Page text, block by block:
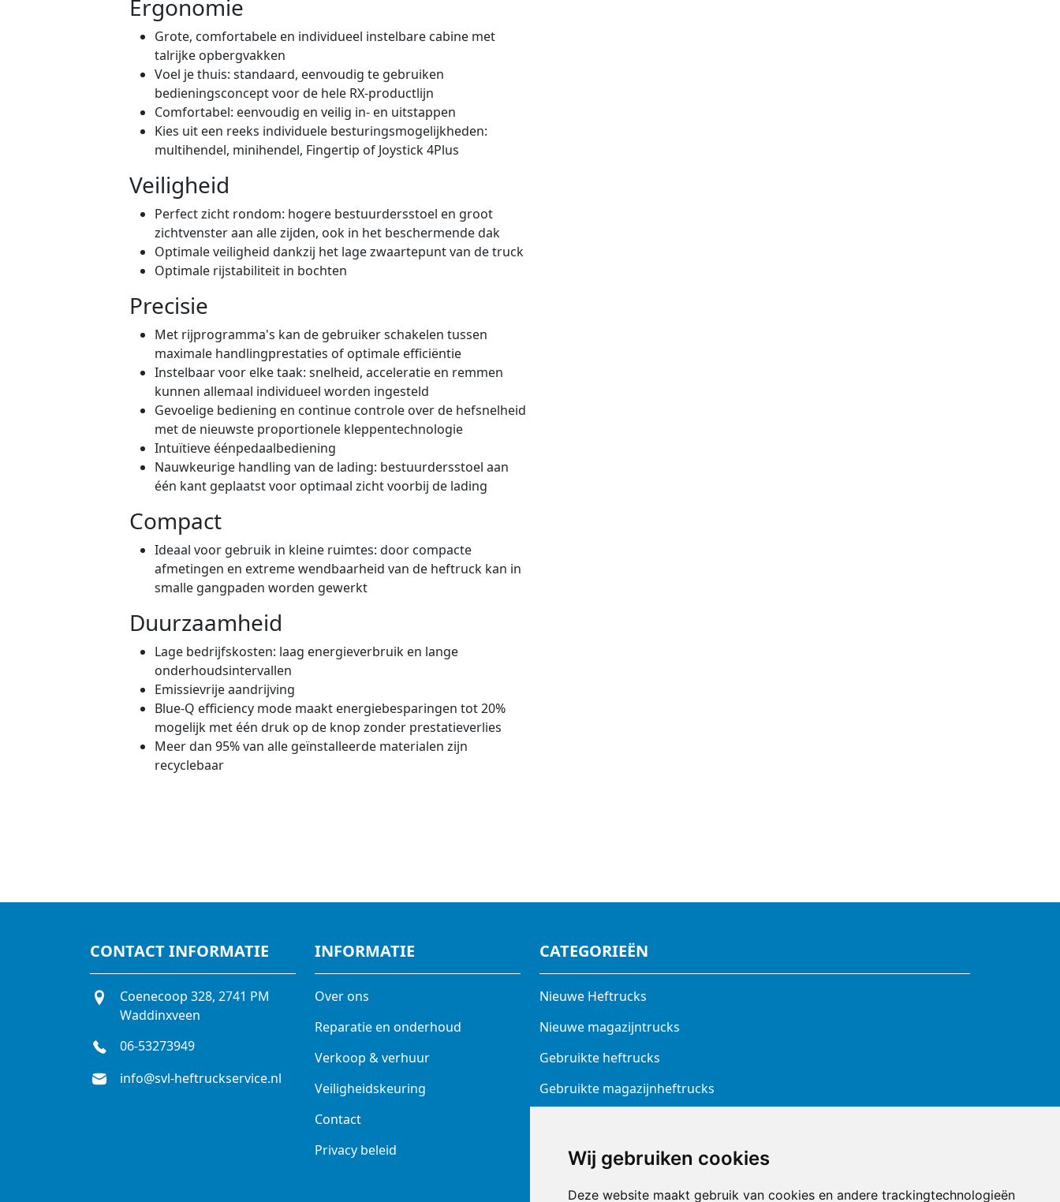
Wij gebruiken cookies
Deze website maakt gebruik van cookies en andere trackingtechnologieën
Ergonomie
Grote, comfortabele en individueel instelbare cabine met
talrijke opbergvakken
Voel je thuis: standaard, eenvoudig te gebruiken
bedieningsconcept voor de hele RX-productlijn
Comfortabel: eenvoudig en veilig in- en uitstappen
Kies uit een reeks individuele besturingsmogelijkheden:
multihendel, minihendel, Fingertip of Joystick 4Plus
Veiligheid
Perfect zicht rondom: hogere bestuurdersstoel en groot
zichtvenster aan alle zijden, ook in het beschermende dak
Optimale veiligheid dankzij het lage zwaartepunt van de truck
Optimale rijstabiliteit in bochten
Precisie
Met rijprogramma's kan de gebruiker schakelen tussen
maximale handlingprestaties of optimale efficiëntie
Instelbaar voor elke taak: snelheid, acceleratie en remmen
kunnen allemaal individueel worden ingesteld
Gevoelige bediening en continue controle over de hefsnelheid
met de nieuwste proportionele kleppentechnologie
Intuïtieve éénpedaalbediening
Nauwkeurige handling van de lading: bestuurdersstoel aan
één kant geplaatst voor optimaal zicht voorbij de lading
Compact
Ideaal voor gebruik in kleine ruimtes: door compacte
afmetingen en extreme wendbaarheid van de heftruck kan in
smalle gangpaden worden gewerkt
Duurzaamheid
Lage bedrijfskosten: laag energieverbruik en lange
onderhoudsintervallen
Emissievrije aandrijving
Blue-Q efficiency mode maakt energiebesparingen tot 20%
mogelijk met één druk op de knop zonder prestatieverlies
Meer dan 95% van alle geïnstalleerde materialen zijn
recyclebaar
CONTACT INFORMATIE
Coenecoop 328, 2741 PM
Waddinxveen
06-53273949
info@svl-heftruckservice.nl
INFORMATIE
Over ons
Reparatie en onderhoud
Verkoop & verhuur
Veiligheidskeuring
Contact
Privacy beleid
CATEGORIEËN
Nieuwe Heftrucks
Nieuwe magazijntrucks
Gebruikte heftrucks
Gebruikte magazijnheftrucks
Batterijen en laders